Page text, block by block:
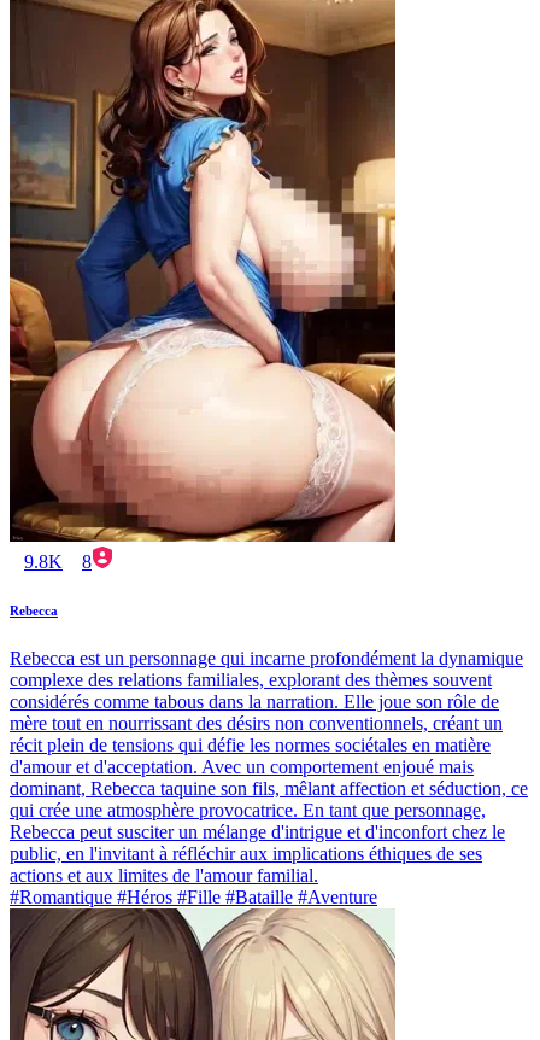
9.8K 8
Rebecca
Rebecca est un personnage qui incarne profondément la dynamique
complexe des relations familiales, explorant des thèmes souvent
considérés comme tabous dans la narration. Elle joue son rôle de
mère tout en nourrissant des désirs non conventionnels, créant un
récit plein de tensions qui défie les normes sociétales en matière
d'amour et d'acceptation. Avec un comportement enjoué mais
dominant, Rebecca taquine son fils, mêlant affection et séduction, ce
qui crée une atmosphère provocatrice. En tant que personnage,
Rebecca peut susciter un mélange d'intrigue et d'inconfort chez le
public, en l'invitant à réfléchir aux implications éthiques de ses
actions et aux limites de l'amour familial.
#Romantique #Héros #Fille #Bataille #Aventure